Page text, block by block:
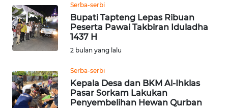
Serba-serbi
Bupati Tapteng Lepas Ribuan
Peserta Pawai Takbiran Iduladha
1437 H
2 bulan yang lalu
Serba-serbi
Kepala Desa dan BKM Al-Ihklas
Pasar Sorkam Lakukan
Penyembelihan Hewan Qurban
WAHANA
TRAVEL
WAHANA
WAHANANEWS
ID